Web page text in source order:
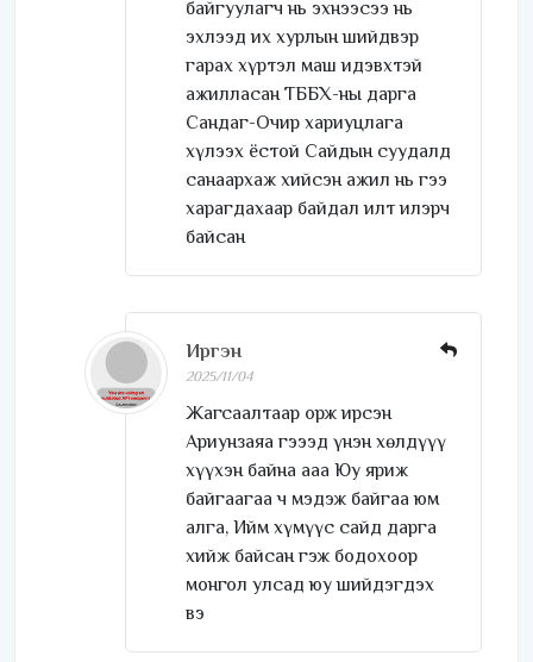
байгуулагч нь эхнээсээ нь
эхлээд их хурлын шийдвэр
гарах хүртэл маш идэвхтэй
ажилласан ТББХ-ны дарга
Сандаг-Очир хариуцлага
хүлээх ёстой Сайдын суудалд
санаархаж хийсэн ажил нь гээ
харагдахаар байдал илт илэрч
байсан
Иргэн
2025/11/04
Жагсаалтаар орж ирсэн
Ариунзаяа гэээд үнэн хөлдүүү
хүүхэн байна ааа Юу яриж
байгаагаа ч мэдэж байгаа юм
алга, Ийм хүмүүс сайд дарга
хийж байсан гэж бодохоор
монгол улсад юу шийдэгдэх
вэ